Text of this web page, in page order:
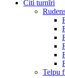
Citi turnīri
Telpu